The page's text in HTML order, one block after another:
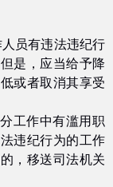
员有违法违纪行
是，应当给予降
或者取消其享受
工作中有滥用职
违纪行为的工作
，移送司法机关